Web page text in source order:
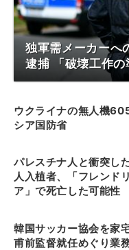
独軍需メーカーへ
逮捕 「破壊工作の
ウクライナの無人機
シア国防省
パレスチナ人と衝突し
人入植者、「フレンド
ア」で死亡した可能性
韓国サッカー協会を家
甫前監督就任めぐり業